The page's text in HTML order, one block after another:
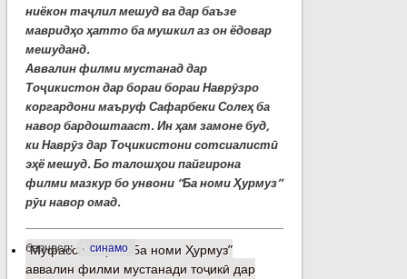
ниёкон таҷлил мешуд ва дар баъзе
мавридҳо ҳатто ба мушкил аз он ёдовар
мешуданд.
Аввалин филми мустанад дар
Тоҷикистон дар бораи бораи Наврӯзро
коргардони маъруф Сафарбеки Солеҳ ба
навор бардоштааст. Ин ҳам замоне буд,
ки Наврӯз дар Тоҷикистони сотсиалистӣ
эҳё мешуд. Бо талошҳои пайгирона
филми мазкур бо унвони “Ба номи Ҳурмуз”
рӯи навор омад.
барчасп: синамо
Муфассалтаро “Ба номи Ҳурмуз”
аввалин филми мустанади тоҷикӣ дар